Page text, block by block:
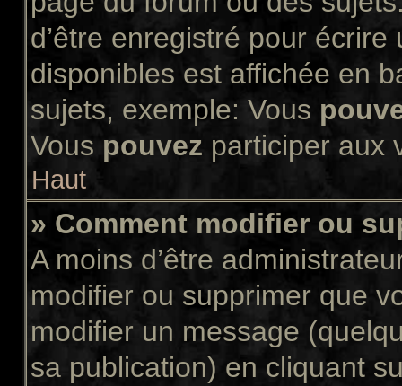
d’être enregistré pour
disponibles est affichée en
sujets, exemple: Vous
Vous pouvez participer aux
Haut
» Comment modifier ou
A moins d’être
modifier ou supprimer que
modifier un message
sa publication) en cliquant